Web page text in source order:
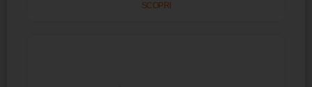
SCOPRI